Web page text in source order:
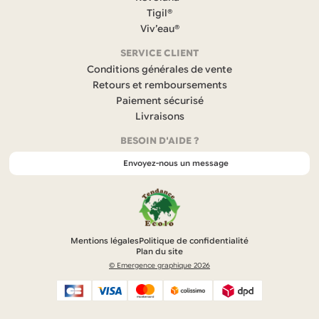
o
k
s
’
u
v
r
d
a
n
u
n
n
u
v
e
l
Tigil®
Viv’eau®
SERVICE CLIENT
Conditions générales de vente
Retours et remboursements
Paiement sécurisé
Livraisons
BESOIN D'AIDE ?
Envoyez-nous un message
Mentions légalesPolitique de confidentialité
Plan du site
© Emergence graphique 2026